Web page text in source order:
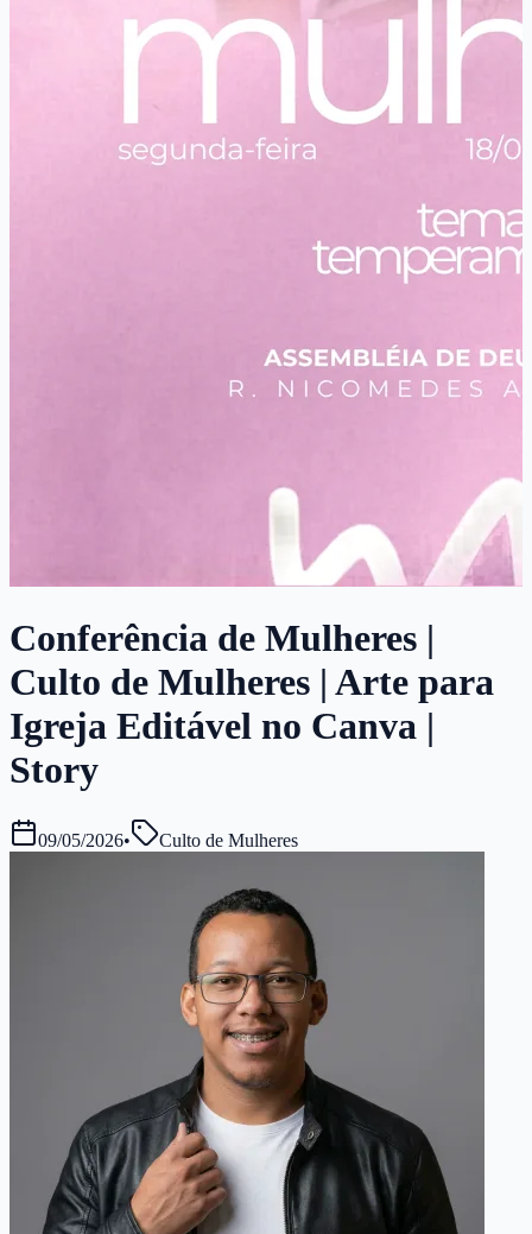
Conferência de Mulheres |
Culto de Mulheres | Arte para
Igreja Editável no Canva |
Story
09/05/2026• Culto de Mulheres